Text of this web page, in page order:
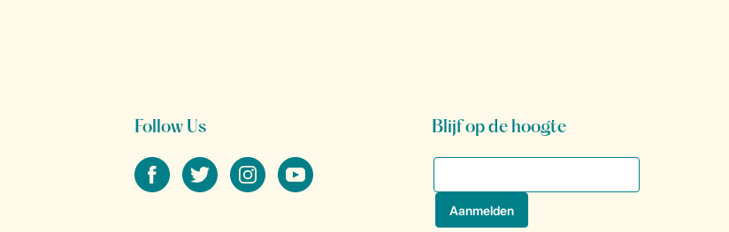
Follow Us
facebooktwitter instagramyoutube
Blijf op de hoogte